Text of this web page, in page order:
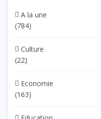
A la une
(784)
Culture
(22)
Economie
(163)